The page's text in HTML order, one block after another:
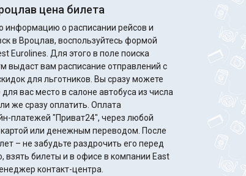
цена билета
информацию о расписании рейсов и
в Вроцлав, воспользуйтесь формой
Eurolines. Для этого в поле поиска
выдаст вам расписание отправлений с
Вы сразу можете
вас место в салоне автобуса из числа
же сразу оплатить. Оплата
платежей "Приват24", через любой
или денежным переводом. После
– не забудьте раздрочить его перед
билеты и в офисе в компании East
контакт-центра.